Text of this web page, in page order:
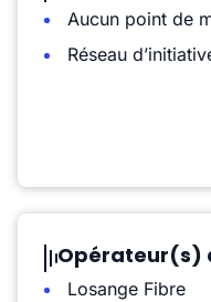
Aucun point de
Réseau
Opérateur(s)
Losange Fibre